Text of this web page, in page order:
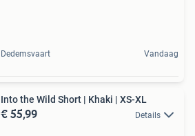
Dedemsvaart Vandaag
Into the Wild Short | Khaki | XS-XL
€ 55,99 Details